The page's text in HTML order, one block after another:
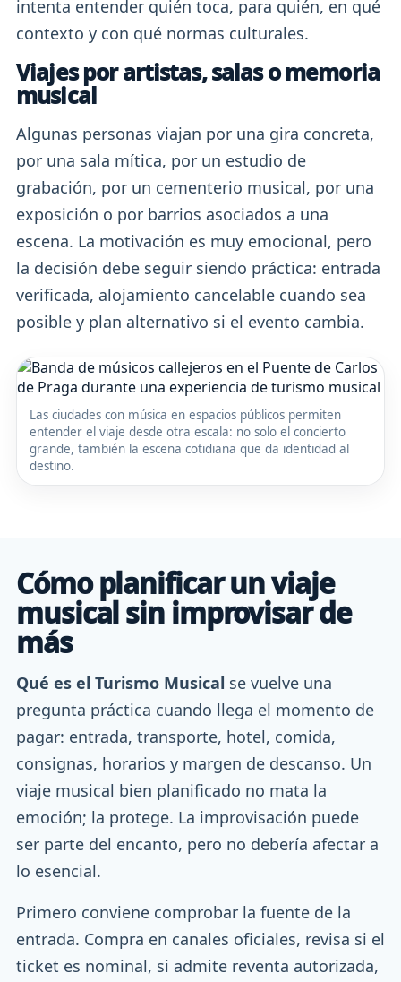
intenta entender quién toca, para quién, en qué
contexto y con qué normas culturales.
Viajes por artistas, salas o memoria
musical
Algunas personas viajan por una gira concreta,
por una sala mítica, por un estudio de
grabación, por un cementerio musical, por una
exposición o por barrios asociados a una
escena. La motivación es muy emocional, pero
la decisión debe seguir siendo práctica: entrada
verificada, alojamiento cancelable cuando sea
posible y plan alternativo si el evento cambia.
Las ciudades con música en espacios públicos permiten
entender el viaje desde otra escala: no solo el concierto
grande, también la escena cotidiana que da identidad al
destino.
Cómo planificar un viaje
musical sin improvisar de
más
Qué es el Turismo Musical se vuelve una
pregunta práctica cuando llega el momento de
pagar: entrada, transporte, hotel, comida,
consignas, horarios y margen de descanso. Un
viaje musical bien planificado no mata la
emoción; la protege. La improvisación puede
ser parte del encanto, pero no debería afectar a
lo esencial.
Primero conviene comprobar la fuente de la
entrada. Compra en canales oficiales, revisa si el
ticket es nominal, si admite reventa autorizada,